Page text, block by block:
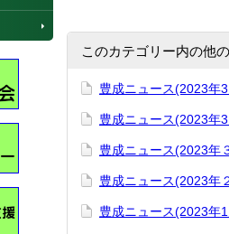
このカテゴリー内の他
豊成ニュース(2023年
豊成ニュース(2023年
豊成ニュース(2023年
豊成ニュース(2023年
豊成ニュース(2023年